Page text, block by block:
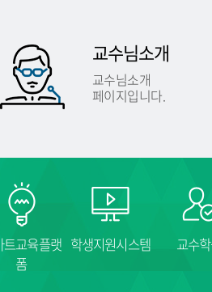
교수님소개
교수님소개
페이지입니다.
트교육플랫
폼
학생지원시스템 교수